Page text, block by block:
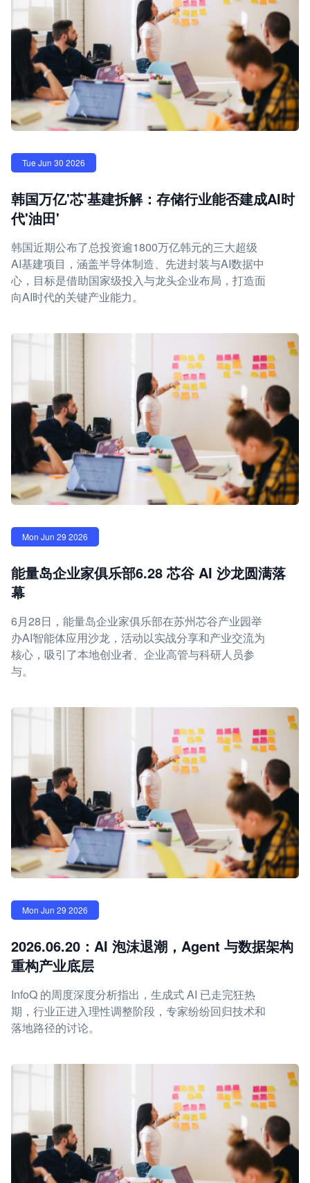
Tue Jun 30 2026
韩国万亿'芯'基建拆解：存储行业能否建成AI时
代'油田'
韩国近期公布了总投资逾1800万亿韩元的三大超级
AI基建项目，涵盖半导体制造、先进封装与AI数据中
心，目标是借助国家级投入与龙头企业布局，打造面
向AI时代的关键产业能力。
Mon Jun 29 2026
能量岛企业家俱乐部6.28 芯谷 AI 沙龙圆满落
幕
6月28日，能量岛企业家俱乐部在苏州芯谷产业园举
办AI智能体应用沙龙，活动以实战分享和产业交流为
核心，吸引了本地创业者、企业高管与科研人员参
与。
Mon Jun 29 2026
2026.06.20：AI 泡沫退潮，Agent 与数据架构
重构产业底层
InfoQ 的周度深度分析指出，生成式 AI 已走完狂热
期，行业正进入理性调整阶段，专家纷纷回归技术和
落地路径的讨论。